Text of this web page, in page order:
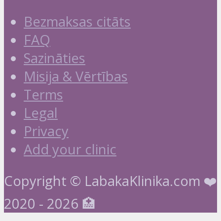
Bezmaksas citāts
FAQ
Sazināties
Misija & Vērtības
Terms
Legal
Privacy
Add your clinic
Copyright © LabakaKlinika.com ❤️
2020 - 2026 🏥